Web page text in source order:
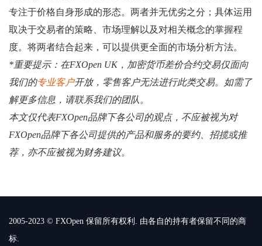
专注于价格自身形成的形态。两者并无优劣之分；具体运用
取决于交易者的策略、市场理解以及对相关概念的掌握程
度。将两者结合起来，可以提供更全面的市场分析方法。
*重要提示：在FXOpen UK，加密货币差价合约交易仅面向
我们的专业客户开放，零售客户无法进行此类交易。如需了
解更多信息，请联系我们的团队。
本文仅代表FXOpen品牌下各公司的观点，不应被视为对
FXOpen品牌下各公司提供的产品和服务的要约、招揽或推
荐，亦不应被视为财务建议。
2005-2023 © FXOpen 保留所有权利. 由各自的持有者保留不同的商
标.